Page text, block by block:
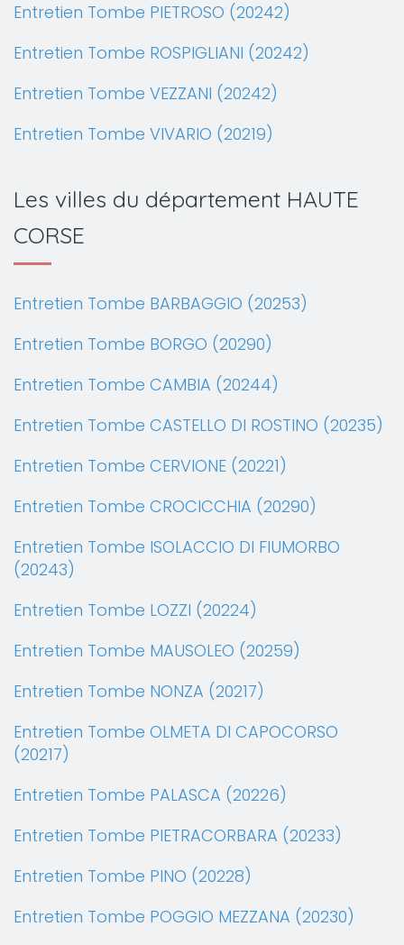
Entretien Tombe PIETROSO (20242)
Entretien Tombe ROSPIGLIANI (20242)
Entretien Tombe VEZZANI (20242)
Entretien Tombe VIVARIO (20219)
Les villes du département HAUTE
CORSE
Entretien Tombe BARBAGGIO (20253)
Entretien Tombe BORGO (20290)
Entretien Tombe CAMBIA (20244)
Entretien Tombe CASTELLO DI ROSTINO (20235)
Entretien Tombe CERVIONE (20221)
Entretien Tombe CROCICCHIA (20290)
Entretien Tombe ISOLACCIO DI FIUMORBO
(20243)
Entretien Tombe LOZZI (20224)
Entretien Tombe MAUSOLEO (20259)
Entretien Tombe NONZA (20217)
Entretien Tombe OLMETA DI CAPOCORSO
(20217)
Entretien Tombe PALASCA (20226)
Entretien Tombe PIETRACORBARA (20233)
Entretien Tombe PINO (20228)
Entretien Tombe POGGIO MEZZANA (20230)